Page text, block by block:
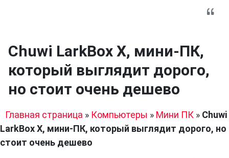
Chuwi LarkBox X, мини-ПК,
который выглядит дорого,
но стоит очень дешево
Главная страница » Компьютеры » Мини ПК » Chuwi
LarkBox X, мини-ПК, который выглядит дорого, но
стоит очень дешево